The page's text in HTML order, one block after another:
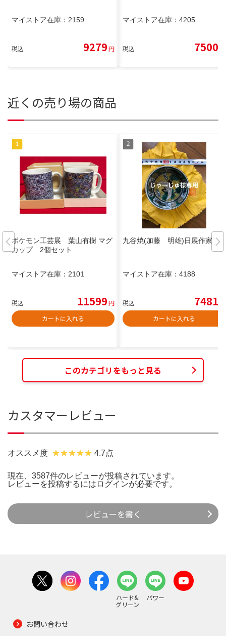
マイストア在庫： 2159
税込 9279円
マイストア在庫： 4205
税込 7500
近くの売り場の商品
ポケモン工芸展 葉山有樹 マグ
カップ 2個セット
マイストア在庫： 2101
税込 11599円
カートに入れる
九谷焼(加藤 明雄)日展作家
マイストア在庫： 4188
税込 7481
カートに入れる
このカテゴリをもっと見る
カスタマーレビュー
オススメ度 4.7点
現在、3587件のレビューが投稿されています。
レビューを投稿するには ログインが必要です。
レビューを書く
ハード&
グリーン
パワー
お問い合わせ